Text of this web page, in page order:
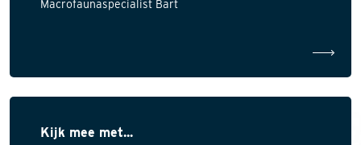
Macrofaunaspecialist Bart
Kijk mee met...